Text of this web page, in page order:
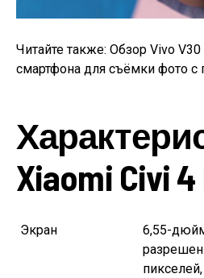
Читайте также: Обзор Vivo V30
смартфона для съёмки фото с
Xiaomi Civi 4
Экран
6,55-